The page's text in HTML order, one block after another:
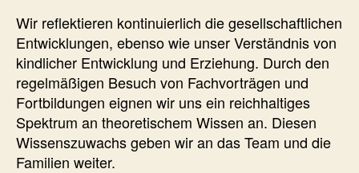
Wir reflektieren kontinuierlich die gesellschaftlichen
Entwicklungen, ebenso wie unser Verständnis von
kindlicher Entwicklung und Erziehung. Durch den
regelmäßigen Besuch von Fachvorträgen und
Fortbildungen eignen wir uns ein reichhaltiges
Spektrum an theoretischem Wissen an. Diesen
Wissenszuwachs geben wir an das Team und die
Familien weiter.